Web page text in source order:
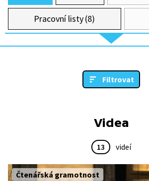
Pracovní listy (8)
Filtrovat
Videa
13 videí
Čtenářská gramotnost